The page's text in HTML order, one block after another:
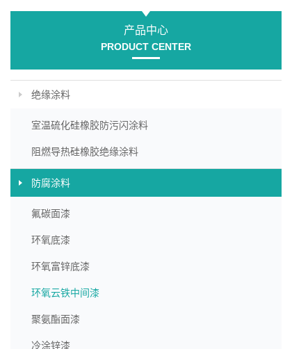
产品中心
PRODUCT CENTER
绝缘涂料
室温硫化硅橡胶防污闪涂料
阻燃导热硅橡胶绝缘涂料
防腐涂料
氟碳面漆
环氧底漆
环氧富锌底漆
环氧云铁中间漆
聚氨酯面漆
冷涂锌漆